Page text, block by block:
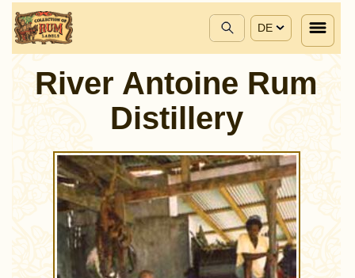
DE
River Antoine Rum
Distillery